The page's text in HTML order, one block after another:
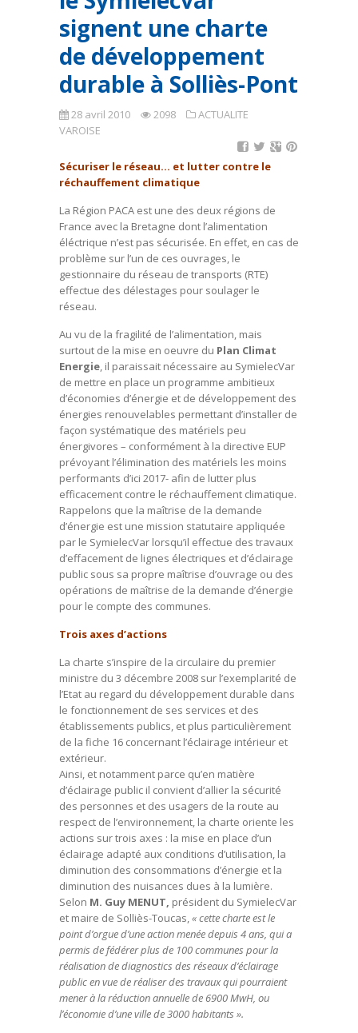
signent une charte
de développement
durable à Solliès-Pont
28 avril 2010 2098
ACTUALITE
VAROISE
Sécuriser le réseau… et lutter contre le
réchauffement climatique
La Région PACA est une des deux régions de
France avec la Bretagne dont l’alimentation
éléctrique n’est pas sécurisée. En effet, en cas de
problème sur l’un de ces ouvrages, le
gestionnaire du réseau de transports (RTE)
effectue des délestages pour soulager le
réseau.
Au vu de la fragilité de l’alimentation, mais
surtout de la mise en oeuvre du Plan Climat
Energie, il paraissait nécessaire au SymielecVar
de mettre en place un programme ambitieux
d’économies d’énergie et de développement des
énergies renouvelables permettant d’installer de
façon systématique des matériels peu
énergivores – conformément à la directive EUP
prévoyant l’élimination des matériels les moins
performants d’ici 2017- afin de lutter plus
efficacement contre le réchauffement climatique.
Rappelons que la maîtrise de la demande
d’énergie est une mission statutaire appliquée
par le SymielecVar lorsqu’il effectue des travaux
d’effacement de lignes électriques et d’éclairage
public sous sa propre maîtrise d’ouvrage ou des
opérations de maîtrise de la demande d’énergie
pour le compte des communes.
Trois axes d’actions
La charte s’inspire de la circulaire du premier
ministre du 3 décembre 2008 sur l’exemplarité de
l’Etat au regard du développement durable dans
le fonctionnement de ses services et des
établissements publics, et plus particulièrement
de la fiche 16 concernant l’éclairage intérieur et
extérieur.
Ainsi, et notamment parce qu’en matière
d’éclairage public il convient d’allier la sécurité
des personnes et des usagers de la route au
respect de l’environnement, la charte oriente les
actions sur trois axes : la mise en place d’un
éclairage adapté aux conditions d’utilisation, la
diminution des consommations d’énergie et la
diminution des nuisances dues à la lumière.
Selon M. Guy MENUT, président du SymielecVar
et maire de Solliès-Toucas,« cette charte est le
point d’orgue d’une action menée depuis 4 ans, qui a
permis de fédérer plus de 100 communes pour la
réalisation de diagnostics des réseaux d’éclairage
public en vue de réaliser des travaux qui pourraient
mener à la réduction annuelle de 6900 MwH, ou
l’économie d’une ville de 3000 habitants ».